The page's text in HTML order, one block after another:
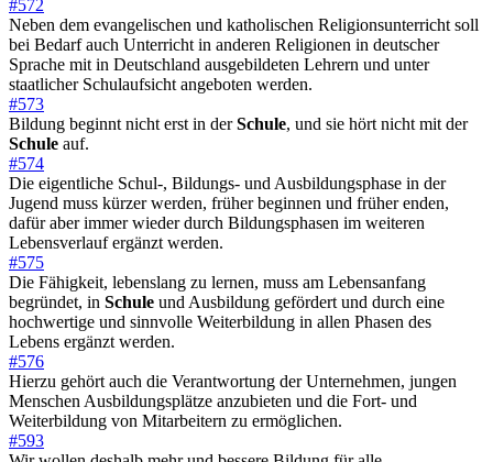
#572
Neben dem evangelischen und katholischen Religionsunterricht soll
bei Bedarf auch Unterricht in anderen Religionen in deutscher
Sprache mit in Deutschland ausgebildeten Lehrern und unter
staatlicher Schulaufsicht angeboten werden.
#573
Bildung beginnt nicht erst in derSchule, und sie hört nicht mit der
Schule auf.
#574
Die eigentliche Schul-, Bildungs- und Ausbildungsphase in der
Jugend muss kürzer werden, früher beginnen und früher enden,
dafür aber immer wieder durch Bildungsphasen im weiteren
Lebensverlauf ergänzt werden.
#575
Die Fähigkeit, lebenslang zu lernen, muss am Lebensanfang
begründet, in Schule und Ausbildung gefördert und durch eine
hochwertige und sinnvolle Weiterbildung in allen Phasen des
Lebens ergänzt werden.
#576
Hierzu gehört auch die Verantwortung der Unternehmen, jungen
Menschen Ausbildungsplätze anzubieten und die Fort- und
Weiterbildung von Mitarbeitern zu ermöglichen.
#593